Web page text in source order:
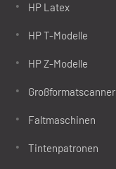
HP Latex
HP T-Modelle
HP Z-Modelle
Großformatscanner
Faltmaschinen
Tintenpatronen